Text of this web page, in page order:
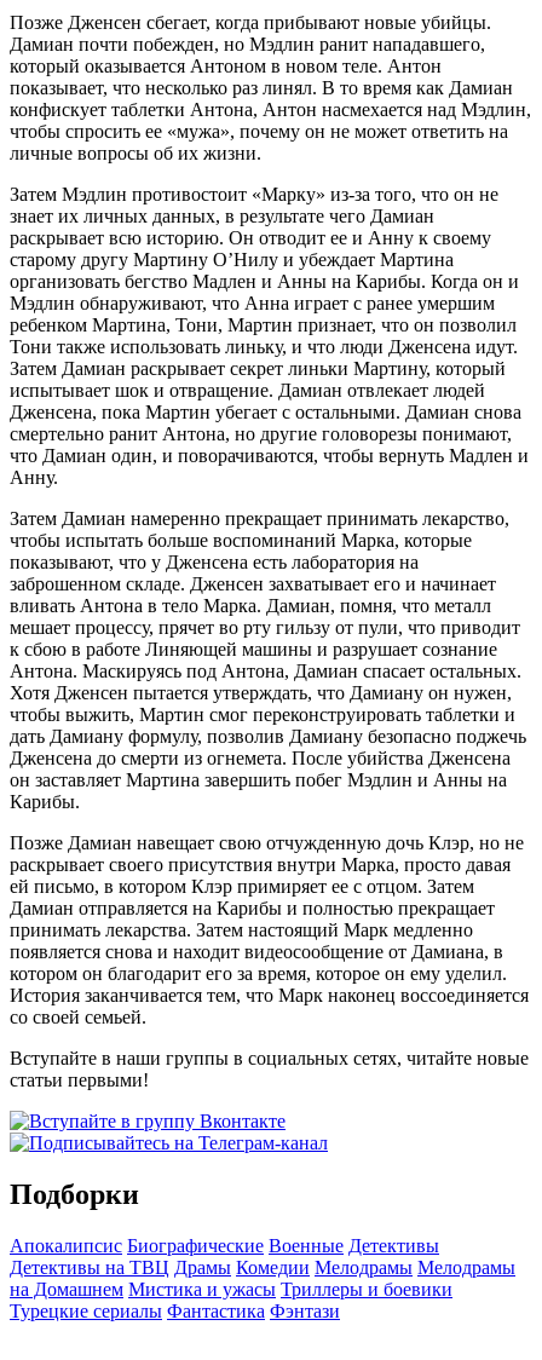
Позже Дженсен сбегает, когда прибывают новые убийцы.
Дамиан почти побежден, но Мэдлин ранит нападавшего,
который оказывается Антоном в новом теле. Антон
показывает, что несколько раз линял. В то время как Дамиан
конфискует таблетки Антона, Антон насмехается над Мэдлин,
чтобы спросить ее «мужа», почему он не может ответить на
личные вопросы об их жизни.
Затем Мэдлин противостоит «Марку» из-за того, что он не
знает их личных данных, в результате чего Дамиан
раскрывает всю историю. Он отводит ее и Анну к своему
старому другу Мартину О’Нилу и убеждает Мартина
организовать бегство Мадлен и Анны на Карибы. Когда он и
Мэдлин обнаруживают, что Анна играет с ранее умершим
ребенком Мартина, Тони, Мартин признает, что он позволил
Тони также использовать линьку, и что люди Дженсена идут.
Затем Дамиан раскрывает секрет линьки Мартину, который
испытывает шок и отвращение. Дамиан отвлекает людей
Дженсена, пока Мартин убегает с остальными. Дамиан снова
смертельно ранит Антона, но другие головорезы понимают,
что Дамиан один, и поворачиваются, чтобы вернуть Мадлен и
Анну.
Затем Дамиан намеренно прекращает принимать лекарство,
чтобы испытать больше воспоминаний Марка, которые
показывают, что у Дженсена есть лаборатория на
заброшенном складе. Дженсен захватывает его и начинает
вливать Антона в тело Марка. Дамиан, помня, что металл
мешает процессу, прячет во рту гильзу от пули, что приводит
к сбою в работе Линяющей машины и разрушает сознание
Антона. Маскируясь под Антона, Дамиан спасает остальных.
Хотя Дженсен пытается утверждать, что Дамиану он нужен,
чтобы выжить, Мартин смог переконструировать таблетки и
дать Дамиану формулу, позволив Дамиану безопасно поджечь
Дженсена до смерти из огнемета. После убийства Дженсена
он заставляет Мартина завершить побег Мэдлин и Анны на
Карибы.
Позже Дамиан навещает свою отчужденную дочь Клэр, но не
раскрывает своего присутствия внутри Марка, просто давая
ей письмо, в котором Клэр примиряет ее с отцом. Затем
Дамиан отправляется на Карибы и полностью прекращает
принимать лекарства. Затем настоящий Марк медленно
появляется снова и находит видеосообщение от Дамиана, в
котором он благодарит его за время, которое он ему уделил.
История заканчивается тем, что Марк наконец воссоединяется
со своей семьей.
Вступайте в наши группы в социальных сетях, читайте новые
статьи первыми!
Подборки
Апокалипсис Биографические Военные Детективы
Детективы на ТВЦ Драмы Комедии Мелодрамы Мелодрамы
на Домашнем Мистика и ужасы Триллеры и боевики
Турецкие сериалы Фантастика Фэнтази